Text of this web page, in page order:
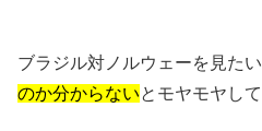
ブラジル対ノルウェーを見たい
のか分からないとモヤモヤし